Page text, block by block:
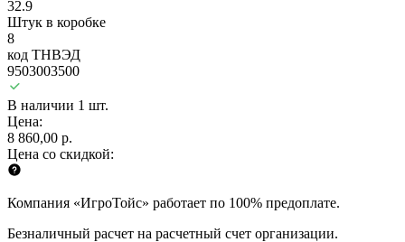
32.9
Штук в коробке
8
код ТНВЭД
9503003500
В наличии 1 шт.
Цена:
8 860,00 р.
Цена со скидкой:
Компания «ИгроТойс» работает по 100% предоплате.
Безналичный расчет на расчетный счет организации.